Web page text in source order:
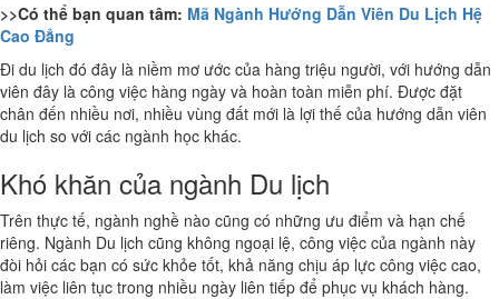
>>Có thể bạn quan tâm: Mã Ngành Hướng Dẫn Viên Du Lịch Hệ
Cao Đẳng
Đi du lịch đó đây là niềm mơ ước của hàng triệu người, với hướng dẫn
viên đây là công việc hàng ngày và hoàn toàn miễn phí. Được đặt
chân đến nhiều nơi, nhiều vùng đất mới là lợi thế của hướng dẫn viên
du lịch so với các ngành học khác.
Khó khăn của ngành Du lịch
Trên thực tế, ngành nghề nào cũng có những ưu điểm và hạn chế
riêng. Ngành Du lịch cũng không ngoại lệ, công việc của ngành này
đòi hỏi các bạn có sức khỏe tốt, khả năng chịu áp lực công việc cao,
làm việc liên tục trong nhiều ngày liên tiếp để phục vụ khách hàng.